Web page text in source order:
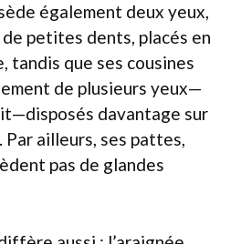
également deux yeux,
petites dents, placés en
tandis que ses cousines
de plusieurs yeux—
davantage sur
ailleurs, ses pattes,
pas de glandes